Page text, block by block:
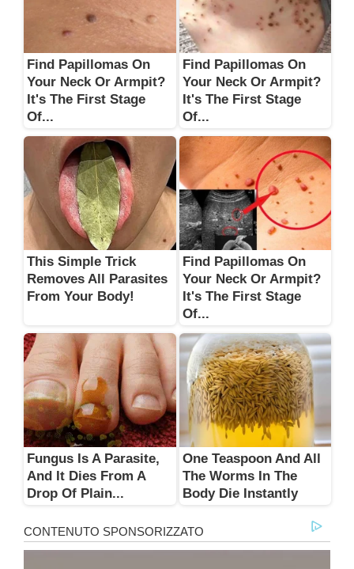
Find Papillomas On
Your Neck Or Armpit?
It's The First Stage
Of...
Find Papillomas On
Your Neck Or Armpit?
It's The First Stage
Of...
This Simple Trick
Removes All Parasites
From Your Body!
Find Papillomas On
Your Neck Or Armpit?
It's The First Stage
Of...
Fungus Is A Parasite,
And It Dies From A
Drop Of Plain...
One Teaspoon And All
The Worms In The
Body Die Instantly